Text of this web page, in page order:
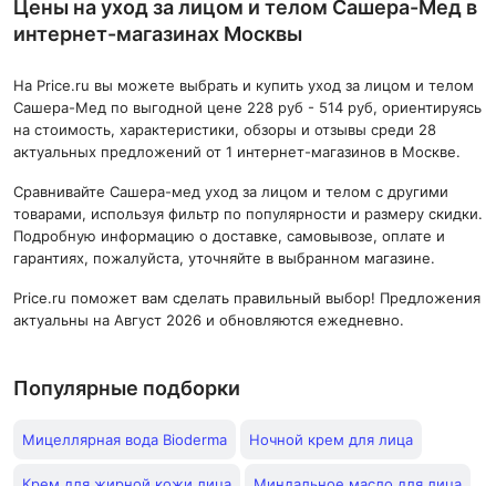
Цены на уход за лицом и телом Сашера-Мед в
интернет-магазинах Москвы
На Price.ru вы можете выбрать и купить уход за лицом и телом
Сашера-Мед по выгодной цене 228 руб - 514 руб, ориентируясь
на стоимость, характеристики, обзоры и отзывы среди 28
актуальных предложений от 1 интернет-магазинов в Москве.
Сравнивайте Сашера-мед уход за лицом и телом с другими
товарами, используя фильтр по популярности и размеру скидки.
Подробную информацию о доставке, самовывозе, оплате и
гарантиях, пожалуйста, уточняйте в выбранном магазине.
Price.ru поможет вам сделать правильный выбор! Предложения
актуальны на Август 2026 и обновляются ежедневно.
Популярные подборки
Мицеллярная вода Bioderma Ночной крем для лица